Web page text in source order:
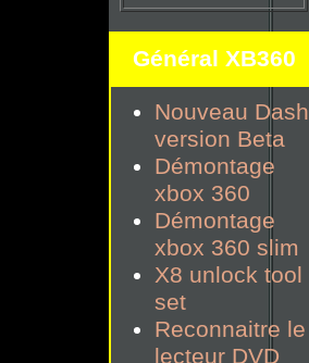
Général XB360
Nouveau Dash
version Beta
Démontage
xbox 360
Démontage
xbox 360 slim
X8 unlock tool
set
Reconnaitre le
lecteur DVD